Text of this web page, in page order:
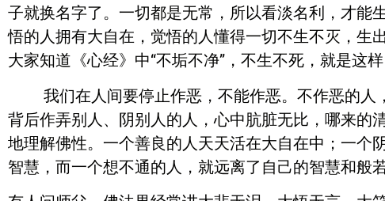
子就换名字了。一切都是无常，所以看淡名利，才能
悟的人拥有大自在，觉悟的人懂得一切不生不灭，生
大家知道《心经》中“不垢不净”，不生不死，就是这样
我们在人间要停止作恶，不能作恶。不作恶的人
背后作弄别人、阴别人的人，心中肮脏无比，哪来的
地理解佛性。一个善良的人天天活在大自在中；一个
智慧，而一个想不通的人，就远离了自己的智慧和般